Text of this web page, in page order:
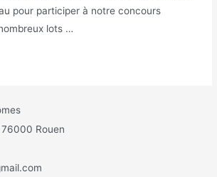
pour participer à notre concours
lots …
Rouen